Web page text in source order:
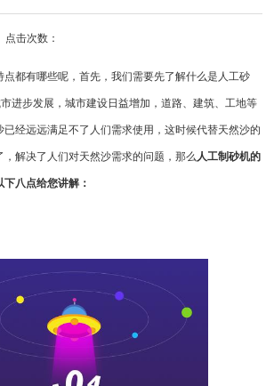
击次数：
点都有哪些呢，首先，我们需要先了解什么是人工砂
进步发展，城市建设日益增加，道路、建筑、工地等
经远远满足不了人们需求使用，这时候代替天然沙的
，解决了人们对天然沙需求的问题，那么人工制砂机的
八点给您讲解：